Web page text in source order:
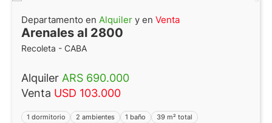
Departamento en Alquiler y en Venta
Arenales al 2800
Recoleta - CABA
Alquiler ARS 690.000
Venta USD 103.000
1 dormitorio 2 ambientes 1 baño 39 m² total